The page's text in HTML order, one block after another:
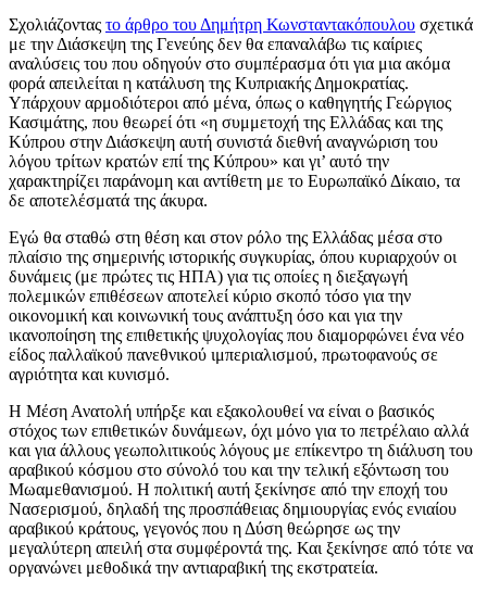
Σχολιάζοντας το άρθρο του Δημήτρη Κωνσταντακόπουλου σχετικά
με την Διάσκεψη της Γενεύης δεν θα επαναλάβω τις καίριες
αναλύσεις του που οδηγούν στο συμπέρασμα ότι για μια ακόμα
φορά απειλείται η κατάλυση της Κυπριακής Δημοκρατίας.
Υπάρχουν αρμοδιότεροι από μένα, όπως ο καθηγητής Γεώργιος
Κασιμάτης, που θεωρεί ότι «η συμμετοχή της Ελλάδας και της
Κύπρου στην Διάσκεψη αυτή συνιστά διεθνή αναγνώριση του
λόγου τρίτων κρατών επί της Κύπρου» και γι’ αυτό την
χαρακτηρίζει παράνομη και αντίθετη με το Ευρωπαϊκό Δίκαιο, τα
δε αποτελέσματά της άκυρα.
Εγώ θα σταθώ στη θέση και στον ρόλο της Ελλάδας μέσα στο
πλαίσιο της σημερινής ιστορικής συγκυρίας, όπου κυριαρχούν οι
δυνάμεις (με πρώτες τις ΗΠΑ) για τις οποίες η διεξαγωγή
πολεμικών επιθέσεων αποτελεί κύριο σκοπό τόσο για την
οικονομική και κοινωνική τους ανάπτυξη όσο και για την
ικανοποίηση της επιθετικής ψυχολογίας που διαμορφώνει ένα νέο
είδος παλλαϊκού πανεθνικού ιμπεριαλισμού, πρωτοφανούς σε
αγριότητα και κυνισμό.
Η Μέση Ανατολή υπήρξε και εξακολουθεί να είναι ο βασικός
στόχος των επιθετικών δυνάμεων, όχι μόνο για το πετρέλαιο αλλά
και για άλλους γεωπολιτικούς λόγους με επίκεντρο τη διάλυση του
αραβικού κόσμου στο σύνολό του και την τελική εξόντωση του
Μωαμεθανισμού. Η πολιτική αυτή ξεκίνησε από την εποχή του
Νασερισμού, δηλαδή της προσπάθειας δημιουργίας ενός ενιαίου
αραβικού κράτους, γεγονός που η Δύση θεώρησε ως την
μεγαλύτερη απειλή στα συμφέροντά της. Και ξεκίνησε από τότε να
οργανώνει μεθοδικά την αντιαραβική της εκστρατεία.